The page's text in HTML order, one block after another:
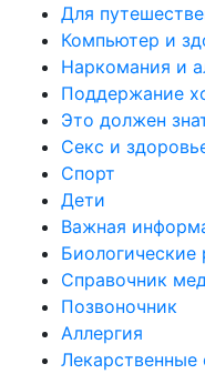
Для
Компьютер и
Наркомания и
Поддержание
Это должен
Секс и
Спорт
Дети
Важная
Справочник
Позвоночник
Аллергия
Лекарственные